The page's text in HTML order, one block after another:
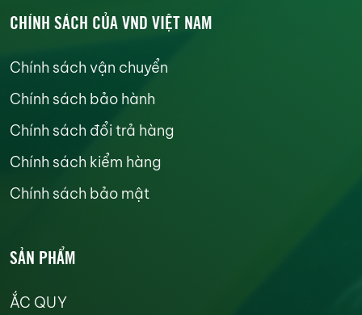
CHÍNH SÁCH CỦA VND VIỆT NAM
Chính sách vận chuyển
Chính sách bảo hành
Chính sách đổi trả hàng
Chính sách kiểm hàng
Chính sách bảo mật
SẢN PHẨM
ẮC QUY